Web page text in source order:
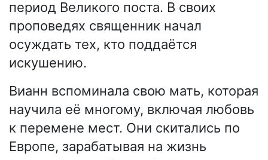
период Великого поста. В своих
проповедях священник начал
осуждать тех, кто поддаётся
искушению.
Вианн вспоминала свою мать, которая
научила её многому, включая любовь
к перемене мест. Они скитались по
Европе, зарабатывая на жизнь